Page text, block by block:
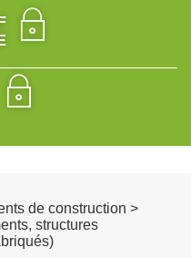
de construction >
structures